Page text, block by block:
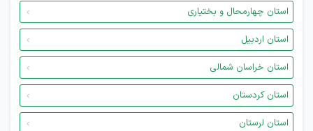
استان چهارمحال و بختیاری
استان اردبیل
استان خراسان شمالی
استان کردستان
استان لرستان